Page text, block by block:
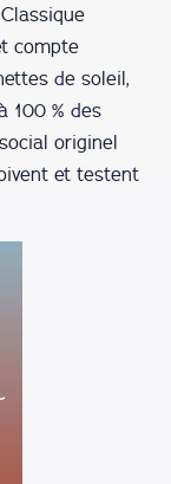
compte
de soleil,
100 % des
originel
et testent